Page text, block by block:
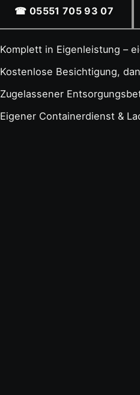
☎ 05551 705 93 07
Komplett in Eigenleistung –
Kostenlose Besichtigung,
Zugelassener
Eigener Containerdienst &